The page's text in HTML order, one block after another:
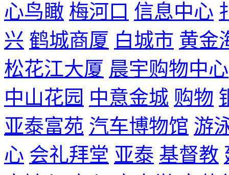
心鸟瞰 梅河口 信息中心
兴 鹤城商厦 白城市 黄金
松花江大厦 晨宇购物中心
中山花园 中意金城 购物
亚泰富苑 汽车博物馆 游
心 会礼拜堂 亚泰 基督教